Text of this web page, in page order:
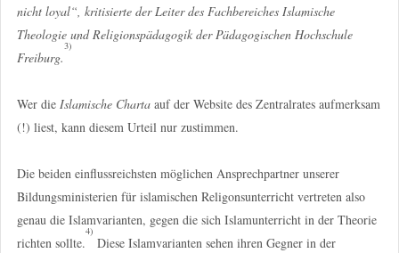
nicht loyal“, kritisierte der Leiter des Fachbereiches Islamische
Theologie und Religionspädagogik der Pädagogischen Hochschule
Freiburg.
3)
Wer die Islamische Chartaauf der Website des Zentralrates aufmerksam
(!) liest, kann diesem Urteil nur zustimmen.
Die beiden einflussreichsten möglichen Ansprechpartner unserer
Bildungsministerien für islamischen Religonsunterricht vertreten also
genau die Islamvarianten, gegen die sich Islamunterricht in der Theorie
richten sollte.
4)
Diese Islamvarianten sehen ihren Gegner in der